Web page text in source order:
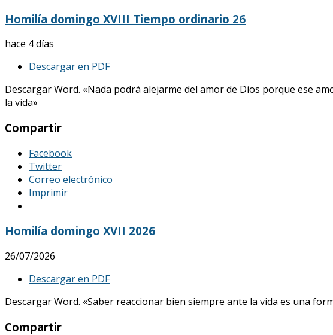
Homilía domingo XVIII Tiempo ordinario 26
hace 4 días
Descargar en PDF
Descargar Word. «Nada podrá alejarme del amor de Dios porque ese
la vida»
Compartir
Facebook
Twitter
Correo electrónico
Imprimir
Homilía domingo XVII 2026
26/07/2026
Descargar en PDF
Descargar Word. «Saber reaccionar bien siempre ante la vida es una
Compartir